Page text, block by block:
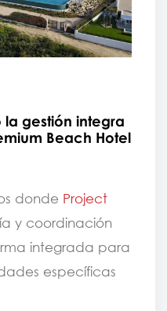
gestión integra
Beach Hotel
donde Project
y coordinación
integrada para
específicas